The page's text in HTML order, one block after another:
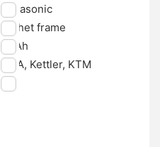
Panasonic
Op het frame
12 Ah
MSA, Kettler, KTM
nvt